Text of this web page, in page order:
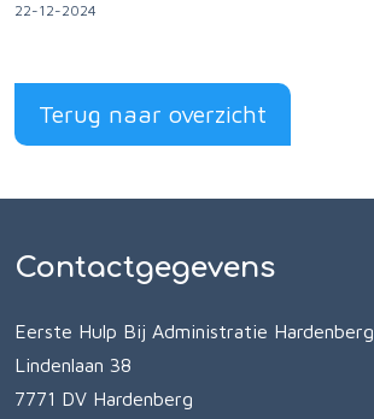
22-12-2024
Terug naar overzicht
Contactgegevens
Eerste Hulp Bij Administratie Hardenberg
Lindenlaan 38
7771 DV Hardenberg